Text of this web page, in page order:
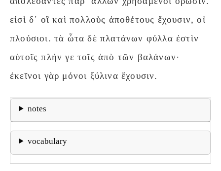
εἰσὶ δ᾽ οἳ καὶ πολλοὺς ἀποθέτους ἔχουσιν, οἱ
πλούσιοι. τὰ ὦτα δὲ πλατάνων φύλλα ἐστὶν
αὐτοῖς πλήν γε τοῖς ἀπὸ τῶν βαλάνων·
ἐκεῖνοι γὰρ μόνοι ξύλινα ἔχουσιν.
notes
vocabulary